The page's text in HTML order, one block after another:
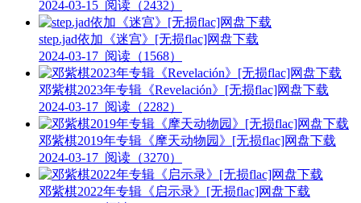
2024-03-15 阅读（2432）
step.jad依加《迷宫》[无损flac]网盘下载
2024-03-17 阅读（1568）
邓紫棋2023年专辑《Revelación》[无损flac]网盘下载
2024-03-17 阅读（2282）
邓紫棋2019年专辑《摩天动物园》[无损flac]网盘下载
2024-03-17 阅读（3270）
邓紫棋2022年专辑《启示录》[无损flac]网盘下载